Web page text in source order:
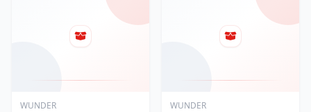
WUNDER WUNDER